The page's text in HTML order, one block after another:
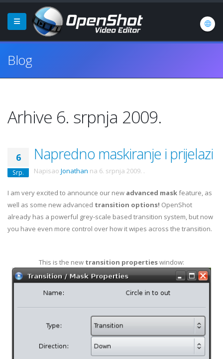
Blog
Arhive 6. srpnja 2009.
6
Srp.
Napredno maskiranje i prijelazi
Napisao Jonathan na 6. srpnja 2009. .
I am very excited to announce our new advanced maskfeature, as
well as some new advanced transition options! OpenShot
already has a powerful grey-scale based transition system, but now
you have even more control over how it wipes across the transition.
This is the new transition propertieswindow: